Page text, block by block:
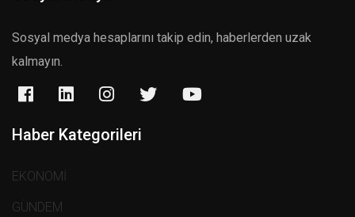
Sosyal medya hesaplarını takip edin, haberlerden uzak
kalmayın.
Haber Kategorileri
EKONOMİ
GÜNDEM